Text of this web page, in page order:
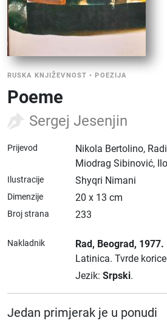
RUSKA KNJIŽEVNOST •POEZIJA
Poeme
Sergej Jesenjin
Prijevod
Nikola Bertolino,
Miodrag Sibinović,
Ilustracije Shyqri Nimani
Dimenzije 20 x 13 cm
Broj strana 233
Nakladnik Rad, Beograd, 1977.
Latinica. Tvrde
Jezik: Srpski.
Jedan primjerak je u ponudi